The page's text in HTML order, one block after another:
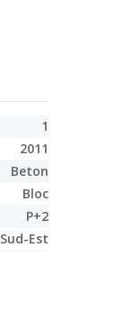
1
2011
Beton
Bloc
P+2
Sud-Est